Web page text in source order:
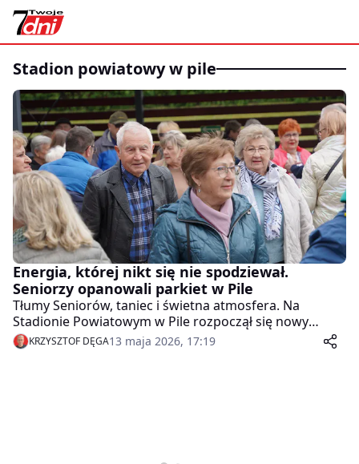
stadion powiatowy w pile
Energia, której nikt się nie spodziewał.
Seniorzy opanowali parkiet w Pile
Tłumy Seniorów, taniec i świetna atmosfera. Na
Stadionie Powiatowym w Pile rozpoczął się nowy
sezon "Tanecznych Śród".
KRZYSZTOF DĘGA13 maja 2026, 17:19